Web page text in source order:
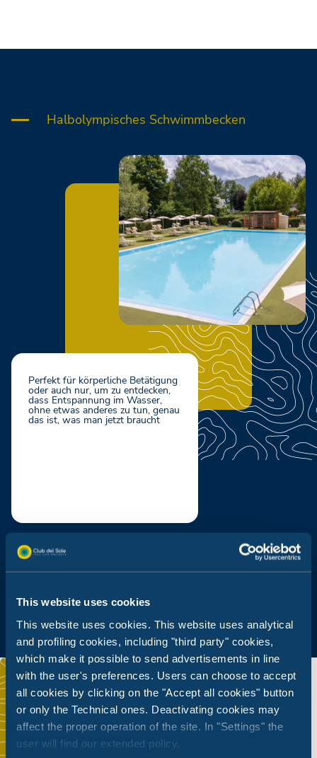
This website uses cookies
This website uses cookies. This website uses analytical
and profiling cookies, including "third party" cookies,
which make it possible to send advertisements in line
with the user's preferences. Users can choose to accept
all cookies by clicking on the "Accept all cookies" button
or only the Technical ones. Deactivating cookies may
affect the proper operation of the site. In "Settings" the
user will find our extended policy.
Halbolympisches Schwimmbecken
Perfekt für körperliche Betätigung
oder auch nur, um zu entdecken,
dass Entspannung im Wasser,
ohne etwas anderes zu tun, genau
das ist, was man jetzt braucht
Kinder-Schwimmbecken